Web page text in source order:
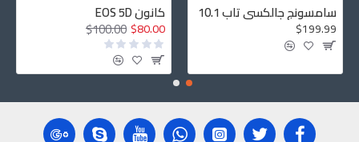
سامسونج جالكسي تاب 10.1
$199.99
كانون EOS 5D
$80.00
$100.00